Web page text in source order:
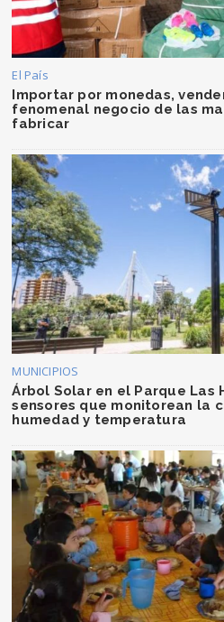
El País
Importar por monedas,
fenomenal negocio de las
fabricar
MUNICIPIOS
Árbol Solar en el Parque Las
sensores que monitorean la
humedad y temperatura